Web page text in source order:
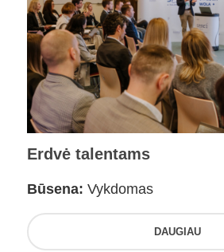
Erdvė talentams
Būsena: Vykdomas
DAUGIAU